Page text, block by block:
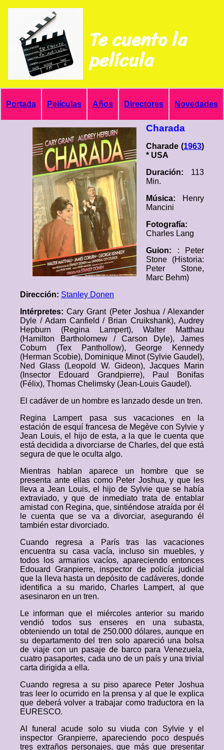
Te cuento la
película
Portada Películas Años Directores Novedades
Charada
Charade (1963)
* USA
Duración: 113
Min.
Música:
Henry
Mancini
Fotografía:
Charles Lang
Guion: : Peter
Stone (Historia:
Peter Stone,
Marc Behm)
Dirección: Stanley Donen
Intérpretes:Cary Grant (Peter Joshua / Alexander
Dyle / Adam Canfield / Brian Cruikshank), Audrey
Hepburn (Regina Lampert), Walter Matthau
(Hamilton Bartholomew / Carson Dyle), James
Coburn (Tex Panthollow), George Kennedy
(Herman Scobie), Dominique Minot (Sylvie Gaudel),
Ned Glass (Leopold W. Gideon), Jacques Marin
(Insector Edouard Grandpierre), Paul Bonifas
(Félix), Thomas Chelimsky (Jean-Louis Gaudel).
El cadáver de un hombre es lanzado desde un tren.
Regina Lampert pasa sus vacaciones en la
estación de esquí francesa de Megève con Sylvie y
Jean Louis, el hijo de esta, a la que le cuenta que
está decidida a divorciarse de Charles, del que está
segura de que le oculta algo.
Mientras hablan aparece un hombre que se
presenta ante ellas como Peter Joshua, y que les
lleva a Jean Louis, el hijo de Sylvie que se había
extraviado, y que de inmediato trata de entablar
amistad con Regina, que, sintiéndose atraída por él
le cuenta que se va a divorciar, asegurando él
también estar divorciado.
Cuando regresa a París tras las vacaciones
encuentra su casa vacía, incluso sin muebles, y
todos los armarios vacíos, apareciendo entonces
Edouard Granpierre, inspector de policía judicial
que la lleva hasta un depósito de cadáveres, donde
identifica a su marido, Charles Lampert, al que
asesinaron en un tren.
Le informan que el miércoles anterior su marido
vendió todos sus enseres en una subasta,
obteniendo un total de 250.000 dólares, aunque en
su departamento del tren solo apareció una bolsa
de viaje con un pasaje de barco para Venezuela,
cuatro pasaportes, cada uno de un país y una trivial
carta dirigida a ella.
Cuando regresa a su piso aparece Peter Joshua
tras leer lo ocurrido en la prensa y al que le explica
que deberá volver a trabajar como traductora en la
EURESCO.
Al funeral acude solo su viuda con Sylvie y el
inspector Granpierre, apareciendo poco después
tres extraños personajes, que más que presentar